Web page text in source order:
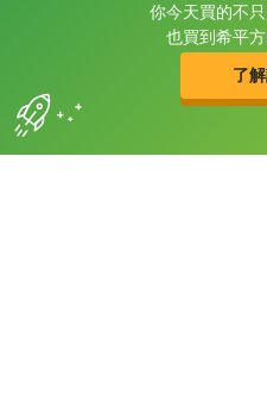
你今天買的不
也買到希平
了
片
攻
的品